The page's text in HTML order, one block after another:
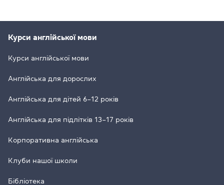
Курси англійської мови
Курси англійської мови
Англійська для дорослих
Англійська для дітей 6–12 років
Англійська для підлітків 13–17 років
Корпоративна англійська
Клуби нашої школи
Бібліотека